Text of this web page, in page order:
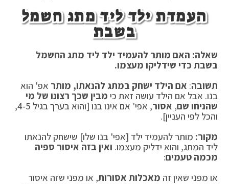
העמדת ילד ליד מתג חשמל
בשבת
שאלה: האם מותר להעמיד ילד ליד מתג החשמל
בשבת כדי שידליקו מעצמו.
תשובה: אם הילד ישחק במתג להנאתו, מותר אפ' הוא
בנו. אבל אם הילד עושה זאת כי מבין שכך רצונו של מי
שהניחו שם, אסור
, אפי' אם אינו בנו [והוא בערך בגיל 4-5,
והכל לפי העניין].
מקור: מותר להעמיד ילד [אפי' בנו שלו] שישחק להנאתו
ליד המתג, והוא ידליק מעצמו. ואין בזה איסור ספיה
מכמה טעמים:
או מפני שאין זה מאכלות אסורות, או מפני שזה איסור